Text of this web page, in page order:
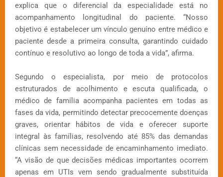
explica que o diferencial da especialidade está no
acompanhamento longitudinal do paciente. “Nosso
objetivo é estabelecer um vínculo genuíno entre médico e
paciente desde a primeira consulta, garantindo cuidado
contínuo e resolutivo ao longo de toda a vida”, afirma.
Segundo o especialista, por meio de protocolos
estruturados de acolhimento e escuta qualificada, o
médico de família acompanha pacientes em todas as
fases da vida, permitindo detectar precocemente doenças
graves, orientar hábitos de vida e oferecer suporte
integral às famílias, resolvendo até 85% das demandas
clínicas sem necessidade de encaminhamento imediato.
“A visão de que decisões médicas importantes ocorrem
apenas em UTIs vem sendo gradualmente substituída